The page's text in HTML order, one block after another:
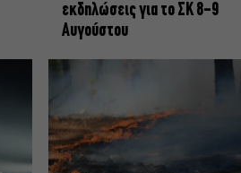
εκδηλώσεις για το ΣΚ 8-9
Αυγούστου